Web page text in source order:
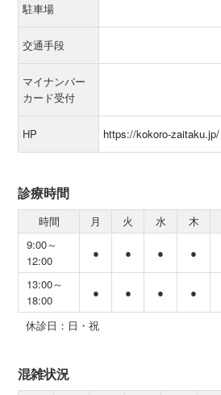
駐車場
交通手段
マイナンバー
カード受付
HP https://kokoro-zaitaku.jp/
診療時間
時間 月 火 水 木
9:00～
12:00
● ● ● ●
13:00～
18:00
● ● ● ●
休診日：日・祝
混雑状況